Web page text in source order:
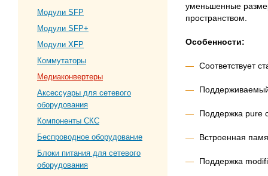
Модули SFP
Модули SFP+
Модули XFP
Коммутаторы
Медиаконвертеры
Аксессуары для сетевого
оборудования
Компоненты СКС
Беспроводное оборудование
Блоки питания для сетевого
оборудования
уменьшенные
пространством.
Особенности:
Соответствует
Поддержка pure
Встроенная
Поддержка